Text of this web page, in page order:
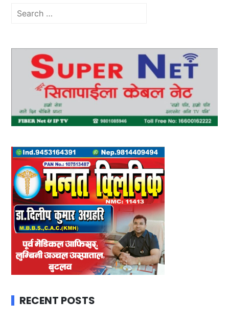
Search
RECENT POSTS